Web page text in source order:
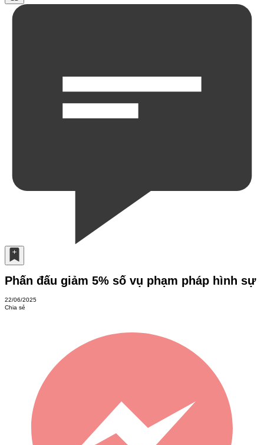
Phấn đấu giảm 5% số vụ phạm pháp hình sự
22/06/2025
Chia sẻ